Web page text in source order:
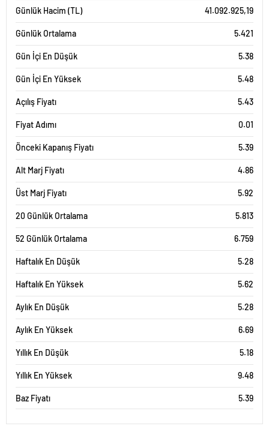
Günlük Hacim (TL) 41.092.925,19
Günlük Ortalama 5.421
Gün İçi En Düşük 5.38
Gün İçi En Yüksek 5.48
Açılış Fiyatı 5.43
Fiyat Adımı 0.01
Önceki Kapanış Fiyatı 5.39
Alt Marj Fiyatı 4.86
Üst Marj Fiyatı 5.92
20 Günlük Ortalama 5.813
52 Günlük Ortalama 6.759
Haftalık En Düşük 5.28
Haftalık En Yüksek 5.62
Aylık En Düşük 5.28
Aylık En Yüksek 6.69
Yıllık En Düşük 5.18
Yıllık En Yüksek 9.48
Baz Fiyatı 5.39